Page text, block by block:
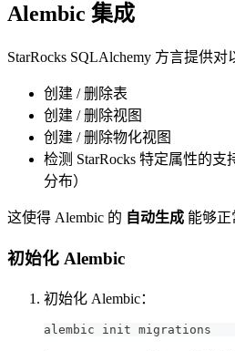
Alembic 集成
StarRocks SQLAlchemy 方言提供对
创建 / 删除表
创建 / 删除视图
创建 / 删除物化视图
检测 StarRocks 特定属性的
分布）
这使得 Alembic 的 自动生成 能够正
初始化 Alembic
初始化 Alembic：
alembic init migrations